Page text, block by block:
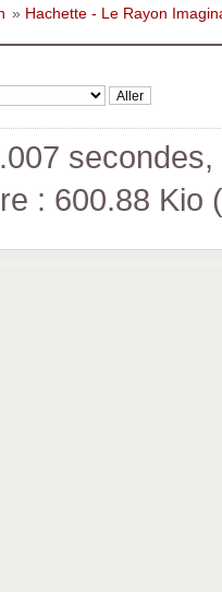
» Hachette - Le Rayon
: 600.88 Kio